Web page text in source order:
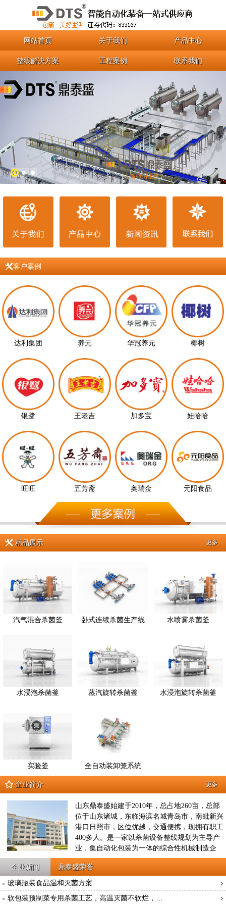
网站首页 关于我们 产品中心
整线解决方案 工程案例 联系我们
客户案例
达利集团 养元 华冠养元 椰树
银鹭 王老吉 加多宝 娃哈哈
旺旺 五芳斋 奥瑞金 元阳食品
精品展示 更多
汽气混合杀菌釜 卧式连续杀菌生产线 水喷雾杀菌釜
水浸泡杀菌釜 蒸汽旋转杀菌釜 水浸泡旋转杀菌釜
实验釜 全自动装卸笼系统
企业简介 更多
山东鼎泰盛始建于2010年，总占地260亩，总部
位于山东诸城，东临海滨名城青岛市，南毗新兴
港口日照市，区位优越，交通便携，现拥有职工
400多人。是一家以杀菌设备整线规划为主导产
业，集自动化包装为一体的综合性机械制造企
业，2012年8月征地260亩，投资3亿元建立鼎泰
盛工业园，是集原材料供应、产品研发、工艺设
计、生产制造、成品检验、工程运输、售后服务
于一体的工业装备企业，公司现拥有10项国家发
明专利技术，10项实用新型专利技术；先后被评
企业新闻
鼎泰盛荣誉
玻璃瓶装食品温和灭菌方案
软包装预制菜专用杀菌工艺，高温灭菌不软烂，…